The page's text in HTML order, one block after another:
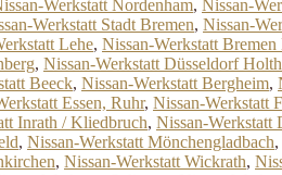
Werkstatt Nordenham, Nissan-
Werkstatt Stadt Bremen, Nissan-
Lehe, Nissan-Werkstatt
, Nissan-Werkstatt Düsseldorf
Beeck, Nissan-Werkstatt Bergheim,
Essen, Ruhr, Nissan-Werkstatt
Inrath / Kliedbruch, Nissan-Werkstatt
, Nissan-Werkstatt Mönchengladbach,
, Nissan-Werkstatt Wickrath,